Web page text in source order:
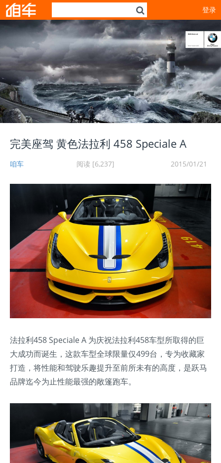
登录
完美座驾 黄色法拉利 458 Speciale A
咱车 阅读 [6,237] 2015/01/21
法拉利458 Speciale A 为庆祝法拉利458车型所取得的巨
大成功而诞生，这款车型全球限量仅499台，专为收藏家
打造，将性能和驾驶乐趣提升至前所未有的高度，是跃马
品牌迄今为止性能最强的敞篷跑车。